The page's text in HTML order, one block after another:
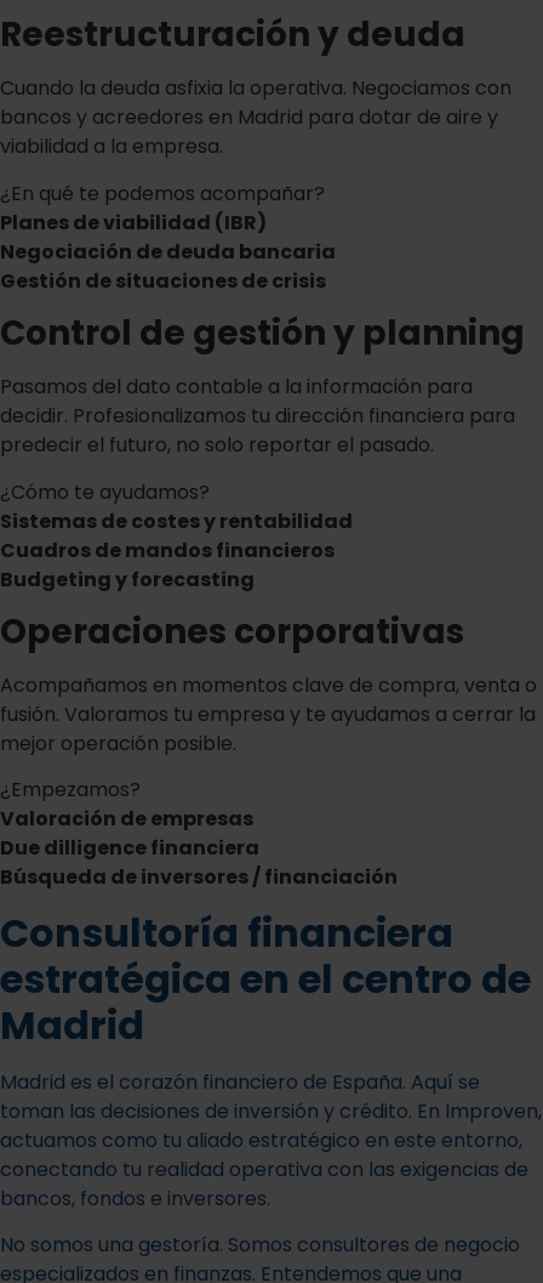
Reestructuración y deuda
Cuando la deuda asfixia la operativa. Negociamos con
bancos y acreedores en Madrid para dotar de aire y
viabilidad a la empresa.
¿En qué te podemos acompañar?
Planes de viabilidad (IBR)
Negociación de deuda bancaria
Gestión de situaciones de crisis
Control de gestión y planning
Pasamos del dato contable a la información para
decidir. Profesionalizamos tu dirección financiera para
predecir el futuro, no solo reportar el pasado.
¿Cómo te ayudamos?
Sistemas de costes y rentabilidad
Cuadros de mandos financieros
Budgeting y forecasting
Operaciones corporativas
Acompañamos en momentos clave de compra, venta o
fusión. Valoramos tu empresa y te ayudamos a cerrar la
mejor operación posible.
¿Empezamos?
Valoración de empresas
Due dilligence financiera
Búsqueda de inversores / financiación
Consultoría financiera
estratégica en el centro de
Madrid
Madrid es el corazón financiero de España. Aquí se
toman las decisiones de inversión y crédito. En Improven,
actuamos como tu aliado estratégico en este entorno,
conectando tu realidad operativa con las exigencias de
bancos, fondos e inversores.
No somos una gestoría. Somos consultores de negocio
especializados en finanzas. Entendemos que una